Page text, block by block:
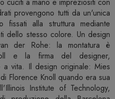
cuciti a mano e impreziositi con
provengono tutti da un'unica
alla struttura mediante
dello stesso colore. Un design
der Rohe: la montatura è
e la firma del designer,
a vita. Il design originale: Mies
Florence Knoll quando era sua
Institute of Technology,